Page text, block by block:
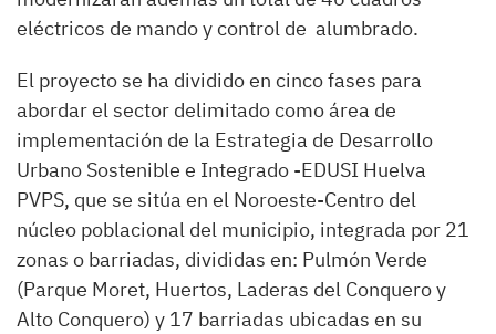
eléctricos de mando y control de alumbrado.
El proyecto se ha dividido en cinco fases para
abordar el sector delimitado como área de
implementación de la Estrategia de Desarrollo
Urbano Sostenible e Integrado -EDUSI Huelva
PVPS, que se sitúa en el Noroeste-Centro del
núcleo poblacional del municipio, integrada por 21
zonas o barriadas, divididas en: Pulmón Verde
(Parque Moret, Huertos, Laderas del Conquero y
Alto Conquero) y 17 barriadas ubicadas en su